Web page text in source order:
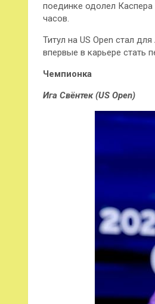
поединке одолел Каспера
часов.
Титул на US Open стал
впервые в карьере стать
Чемпионка
Ига Свёнтек (US Open)